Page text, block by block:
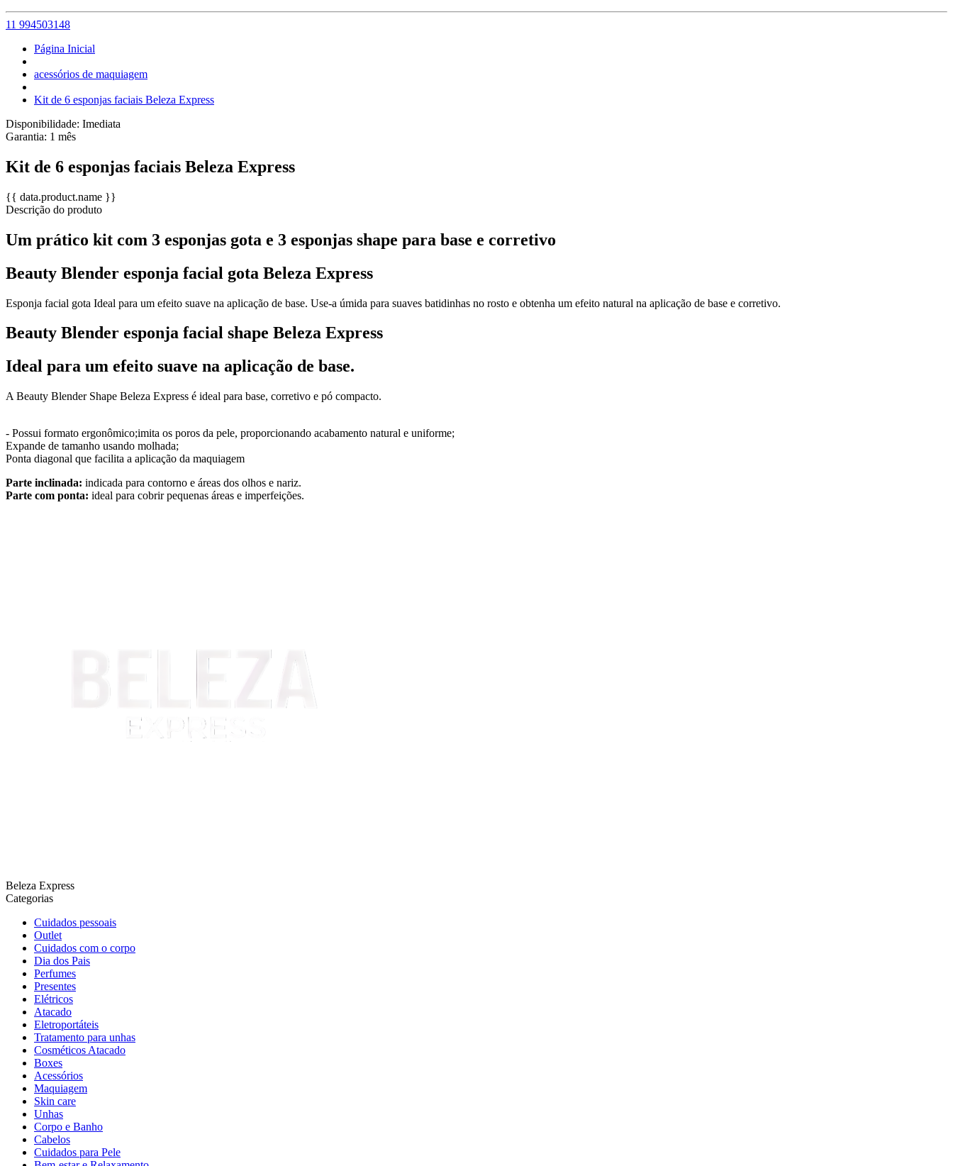
11 994503148
Página Inicial
acessórios de maquiagem
Kit de 6 esponjas faciais Beleza Express
Disponibilidade: Imediata
Garantia: 1 mês
Kit de 6 esponjas faciais Beleza Express
{{ data.product.name }}
Descrição do produto
Um prático kit com 3 esponjas gota e 3 esponjas shape para base e corretivo
Beauty Blender esponja facial gota Beleza Express
Esponja facial gota Ideal para um efeito suave na aplicação de base. Use-a úmida para suaves batidinhas no rosto e obtenha um efeito natural na aplicação de base e corretivo.
Beauty Blender esponja facial shape Beleza Express
Ideal para um efeito suave na aplicação de base.
A Beauty Blender Shape Beleza Express é ideal para base, corretivo e pó compacto.
- Possui formato ergonômico;imita os poros da pele, proporcionando acabamento natural e uniforme;
Expande de tamanho usando molhada;
Ponta diagonal que facilita a aplicação da maquiagem
Parte inclinada: indicada para contorno e áreas dos olhos e nariz.
Parte com ponta: ideal para cobrir pequenas áreas e imperfeições.
Beleza Express
Categorias
Cuidados pessoais
Outlet
Cuidados com o corpo
Dia dos Pais
Perfumes
Presentes
Elétricos
Atacado
Eletroportáteis
Tratamento para unhas
Cosméticos Atacado
Boxes
Acessórios
Maquiagem
Skin care
Unhas
Corpo e Banho
Cabelos
Cuidados para Pele